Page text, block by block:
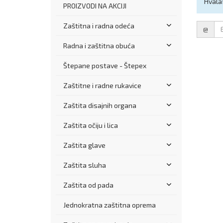
PROIZVODI NA AKCIJI
Zaštitna i radna odeća
Radna i zaštitna obuća
Štepane postave - Štepex
Zaštitne i radne rukavice
Zaštita disajnih organa
Zaštita očiju i lica
Zaštita glave
Zaštita sluha
Zaštita od pada
Jednokratna zaštitna oprema
@